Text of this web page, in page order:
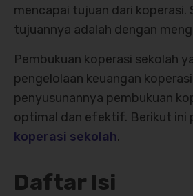
mencapai tujuan dari
tujuannya adalah dengan
Pembukuan koperasi sekolah
pengelolaan keuangan
penyusunannya pembukuan
optimal dan efektif. Berikut ini
koperasi sekolah.
Daftar Isi